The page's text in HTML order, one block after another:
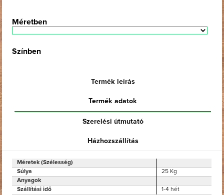
Méretben
Színben
Termék leírás
Termék adatok
Szerelési útmutató
Házhozszállítás
Méretek (Szélesség)
Súlya
25 Kg
Anyagok
Szállítási idő
1-4 hét